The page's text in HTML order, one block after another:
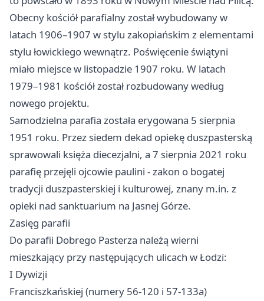
Obecny kościół parafialny został wybudowany w
latach 1906–1907 w stylu zakopiańskim z elementami
stylu łowickiego wewnątrz. Poświęcenie świątyni
miało miejsce w listopadzie 1907 roku. W latach
1979–1981 kościół został rozbudowany według
nowego projektu.
Samodzielna parafia została erygowana 5 sierpnia
1951 roku. Przez siedem dekad opiekę duszpasterską
sprawowali księża diecezjalni, a 7 sierpnia 2021 roku
parafię przejęli ojcowie paulini - zakon o bogatej
tradycji duszpasterskiej i kulturowej, znany m.in. z
opieki nad sanktuarium na Jasnej Górze.
Zasięg parafii
Do parafii Dobrego Pasterza należą wierni
mieszkający przy następujących ulicach w Łodzi:
I Dywizji
Franciszkańskiej (numery 56-120 i 57-133a)